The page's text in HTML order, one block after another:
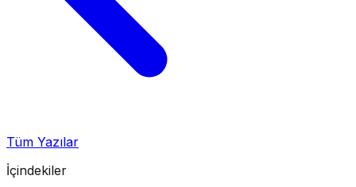
Tüm Yazılar
İçindekiler